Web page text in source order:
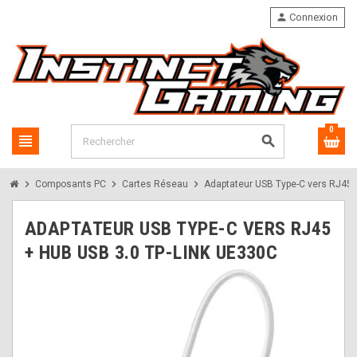
view_headline search
person Connexion
0
chevron_right Composants PC chevron_right Cartes Réseau chevron_right Adaptateur USB Type-C vers RJ45
ADAPTATEUR USB TYPE-C VERS RJ45
+ HUB USB 3.0 TP-LINK UE330C